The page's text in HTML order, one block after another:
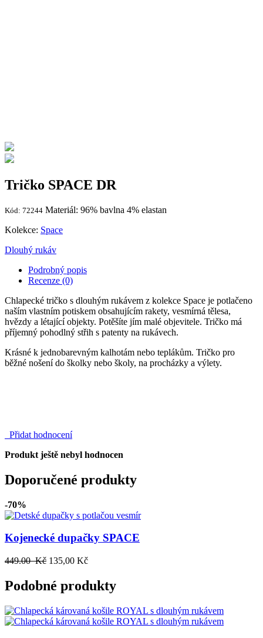
Tričko SPACE DR
Kód: 72244 Materiál: 96% bavlna 4% elastan
Kolekce: Space
Dlouhý rukáv
Podrobný popis
Recenze (0)
Chlapecké tričko s dlouhým rukávem z kolekce Space je potlačeno
naším vlastním potiskem obsahujícím rakety, vesmírná tělesa,
hvězdy a létající objekty. Potěšíte jím malé objevitele. Tričko má
příjemný pohodlný střih s patenty na rukávech.
Krásné k jednobarevným kalhotám nebo teplákům. Tričko pro
běžné nošení do školky nebo školy, na procházky a výlety.
Přidat hodnocení
Produkt ještě nebyl hodnocen
Doporučené produkty
-70%
Kojenecké dupačky SPACE
449.00 Kč 135,00 Kč
Podobné produkty